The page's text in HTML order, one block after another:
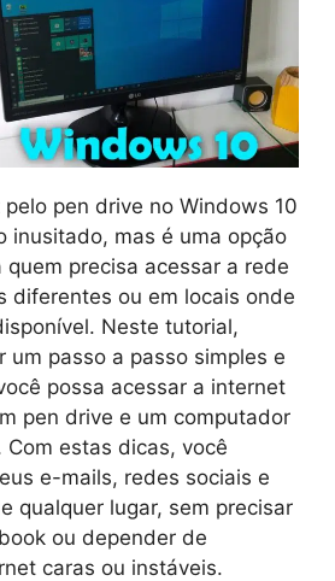
pen drive no Windows 10
inusitado, mas é uma opção
precisa acessar a rede
diferentes ou em locais onde
Neste tutorial,
um passo a passo simples e
possa acessar a internet
pen drive e um computador
Com estas dicas, você
e-mails, redes sociais e
qualquer lugar, sem precisar
ou depender de
caras ou instáveis.